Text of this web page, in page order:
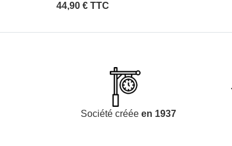
44,90 € TTC
Société créée en 1937